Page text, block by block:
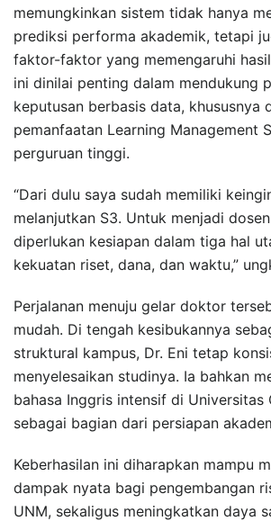
memungkinkan sistem tidak hanya
prediksi performa akademik, tetapi
faktor-faktor yang memengaruhi
ini dinilai penting dalam mendukung
keputusan berbasis data, khususnya
pemanfaatan Learning Management
perguruan tinggi.
“Dari dulu saya sudah memiliki
melanjutkan S3. Untuk menjadi
diperlukan kesiapan dalam tiga hal
kekuatan riset, dana, dan waktu,”
Perjalanan menuju gelar doktor
mudah. Di tengah kesibukannya
struktural kampus, Dr. Eni tetap
menyelesaikan studinya. Ia bahkan
bahasa Inggris intensif di Universitas
sebagai bagian dari persiapan
Keberhasilan ini diharapkan mampu
dampak nyata bagi pengembangan
UNM, sekaligus meningkatkan daya